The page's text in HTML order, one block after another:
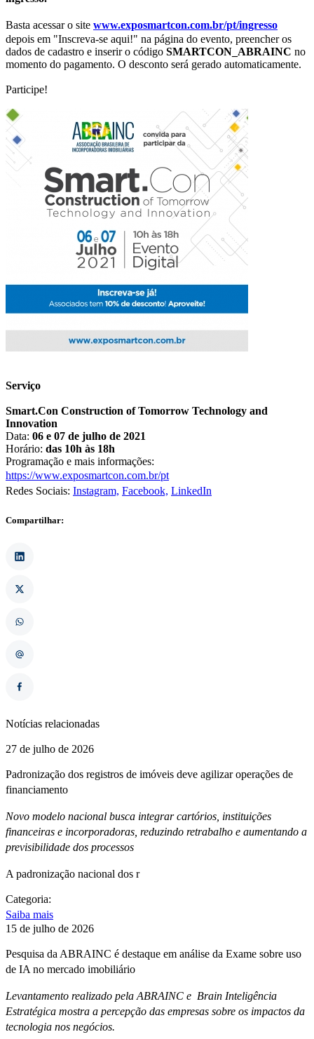
Basta acessar o site www.exposmartcon.com.br/pt/ingresso
depois em "Inscreva-se aqui!" na página do evento, preencher os
dados de cadastro e inserir o código SMARTCON_ABRAINC no
momento do pagamento. O desconto será gerado automaticamente.
Participe!
Serviço
Smart.Con Construction of Tomorrow Technology and
Innovation
Data: 06 e 07 de julho de 2021
Horário: das 10h às 18h
Programação e mais informações:
https://www.exposmartcon.com.br/pt
Redes Sociais: Instagram, Facebook, LinkedIn
Compartilhar:
Notícias relacionadas
27 de julho de 2026
Padronização dos registros de imóveis deve agilizar operações de
financiamento
Novo modelo nacional busca integrar cartórios, instituições
financeiras e incorporadoras, reduzindo retrabalho e aumentando a
previsibilidade dos processos
A padronização nacional dos r
Categoria:
Saiba mais
15 de julho de 2026
Pesquisa da ABRAINC é destaque em análise da Exame sobre uso
de IA no mercado imobiliário
Levantamento realizado pela ABRAINC e Brain Inteligência
Estratégica mostra a percepção das empresas sobre os impactos da
tecnologia nos negócios.